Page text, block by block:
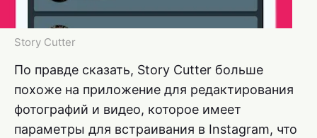
Story Cutter
По правде сказать, Story Cutter больше
похоже на приложение для редактирования
фотографий и видео, которое имеет
параметры для встраивания в Instagram, что